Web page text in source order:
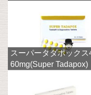
スーパータダポックス
60mg(Super Tadapox)